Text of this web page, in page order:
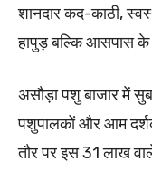
शानदार कद-काठी,
हापुड़ बल्कि आसपास के
असौड़ा पशु बाजार में
पशुपालकों और आम
तौर पर इस 31 लाख